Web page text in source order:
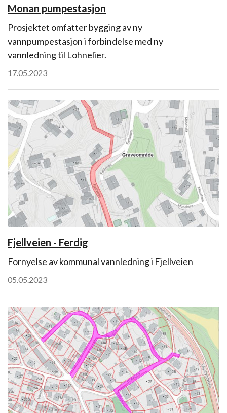
Monan pumpestasjon
Prosjektet omfatter bygging av ny
vannpumpestasjon i forbindelse med ny
vannledning til Lohnelier.
17.05.2023
Fjellveien - Ferdig
Fornyelse av kommunal vannledning i Fjellveien
05.05.2023